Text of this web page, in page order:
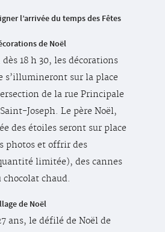
l’arrivée du temps des Fêtes
de Noël
18 h 30, les décorations
s’illumineront sur la place
de la rue Principale
Joseph. Le père Noël,
des étoiles seront sur place
photos et offrir des
limitée), des cannes
chaud.
de Noël
ans, le défilé de Noël de